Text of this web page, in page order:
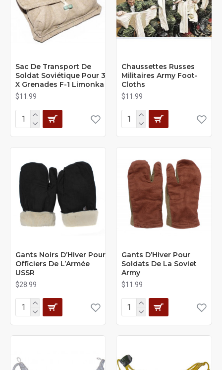
Sac De Transport De
Soldat Soviétique Pour 3
X Grenades F-1 Limonka
$11.99
Chaussettes Russes
Militaires Army Foot-
Cloths
$11.99
Gants Noirs D’Hiver Pour
Officiers De L’Armée
USSR
$28.99
Gants D’Hiver Pour
Soldats De La Soviet
Army
$11.99